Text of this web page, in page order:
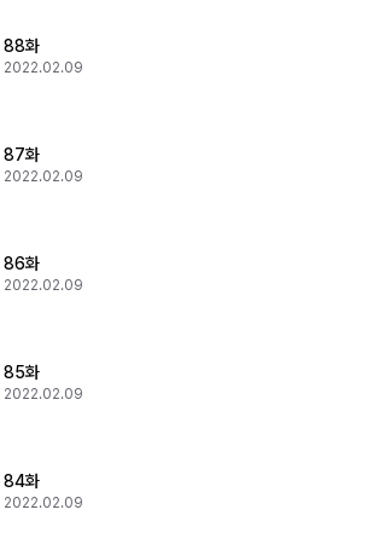
88화
2022.02.09
87화
2022.02.09
86화
2022.02.09
85화
2022.02.09
84화
2022.02.09